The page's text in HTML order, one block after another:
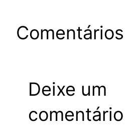
Comentários
Deixe um
comentário